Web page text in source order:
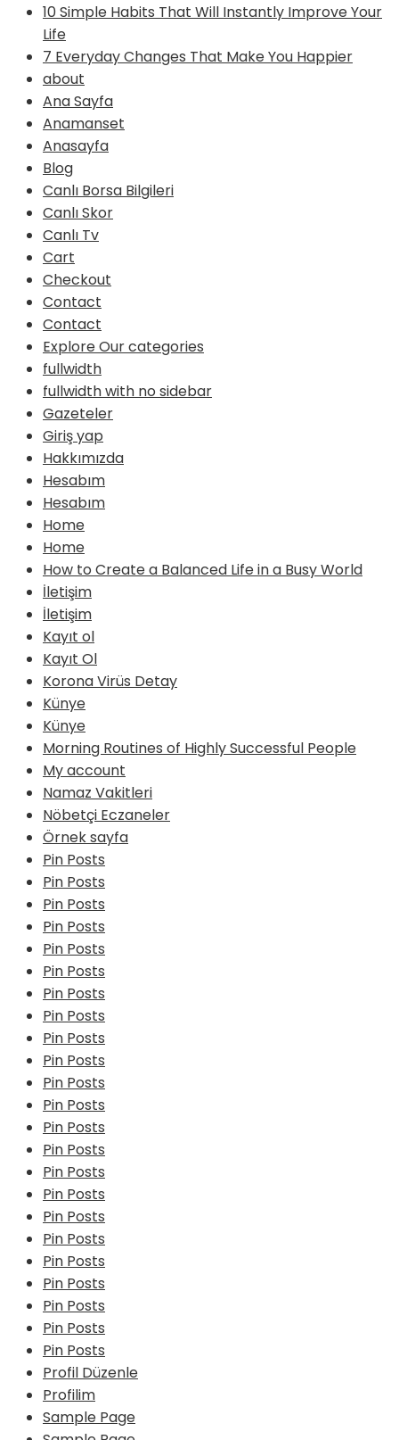
10 Simple Habits That Will Instantly Improve Your
Life
7 Everyday Changes That Make You Happier
about
Ana Sayfa
Anamanset
Anasayfa
Blog
Canlı Borsa Bilgileri
Canlı Skor
Canlı Tv
Cart
Checkout
Contact
Contact
Explore Our categories
fullwidth
fullwidth with no sidebar
Gazeteler
Giriş yap
Hakkımızda
Hesabım
Hesabım
Home
Home
How to Create a Balanced Life in a Busy World
İletişim
İletişim
Kayıt ol
Kayıt Ol
Korona Virüs Detay
Künye
Künye
Morning Routines of Highly Successful People
My account
Namaz Vakitleri
Nöbetçi Eczaneler
Örnek sayfa
Pin Posts
Pin Posts
Pin Posts
Pin Posts
Pin Posts
Pin Posts
Pin Posts
Pin Posts
Pin Posts
Pin Posts
Pin Posts
Pin Posts
Pin Posts
Pin Posts
Pin Posts
Pin Posts
Pin Posts
Pin Posts
Pin Posts
Pin Posts
Pin Posts
Pin Posts
Pin Posts
Profil Düzenle
Profilim
Sample Page